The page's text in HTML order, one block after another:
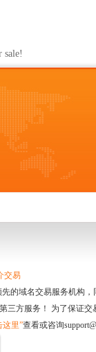
交易
先的域名交易服务机构
三方服务！ 为了保证
这里”查看或咨询